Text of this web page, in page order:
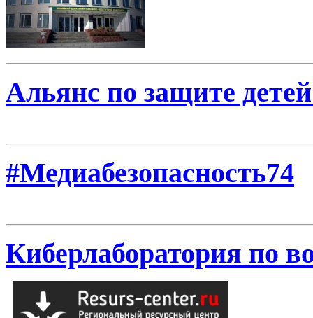
Альянс по защите
#Медиабезопасность74
Киберлаборатория по